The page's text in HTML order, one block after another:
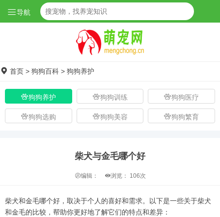
导航
首页 > 狗狗百科 > 狗狗养护
狗狗养护 狗狗训练 狗狗医疗
狗狗选购 狗狗美容 狗狗繁育
柴犬与金毛哪个好
编辑： 浏览： 106次
柴犬和金毛哪个好，取决于个人的喜好和需求。以下是一些关于柴犬
和金毛的比较，帮助你更好地了解它们的特点和差异：